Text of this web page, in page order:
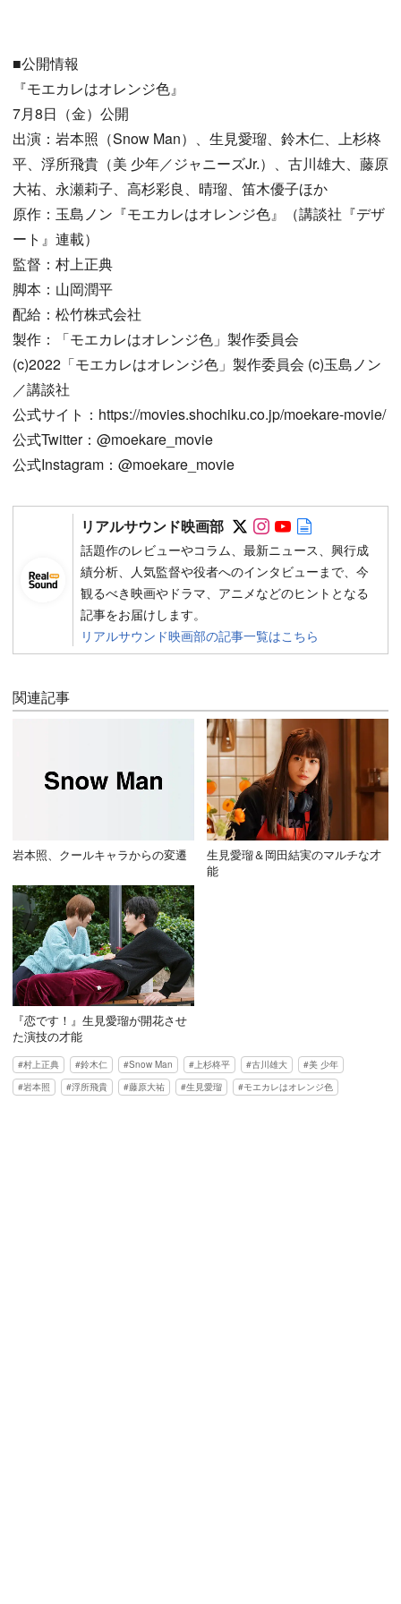
■公開情報
『モエカレはオレンジ色』
7月8日（金）公開
出演：岩本照（Snow Man）、生見愛瑠、鈴木仁、上杉柊
平、浮所飛貴（美 少年／ジャニーズJr.）、古川雄大、藤原
大祐、永瀬莉子、高杉彩良、晴瑠、笛木優子ほか
原作：玉島ノン『モエカレはオレンジ色』（講談社『デザ
ート』連載）
監督：村上正典
脚本：山岡潤平
配給：松竹株式会社
製作：「モエカレはオレンジ色」製作委員会
(c)2022「モエカレはオレンジ色」製作委員会 (c)玉島ノン
／講談社
公式サイト：https://movies.shochiku.co.jp/moekare-movie/
公式Twitter：@moekare_movie
公式Instagram：@moekare_movie
リアルサウンド映画部 Follow on SNS
Follow on SNS
Follow on
話題作のレビューやコラム、最新ニュース、興行成
績分析、人気監督や役者へのインタビューまで、今
観るべき映画やドラマ、アニメなどのヒントとなる
記事をお届けします。
リアルサウンド映画部の記事一覧はこちら
関連記事
岩本照、クールキャラからの変遷
生見愛瑠＆岡田結実のマルチな才
能
『恋です！』生見愛瑠が開花させ
た演技の才能
村上正典 鈴木仁 Snow Man 上杉柊平 古川雄大
美 少年
岩本照
浮所飛貴 藤原大祐 生見愛瑠 モエカレはオレンジ色